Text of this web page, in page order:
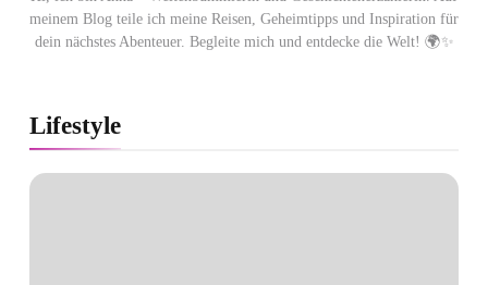
meinem Blog teile ich meine Reisen, Geheimtipps und Inspiration für
dein nächstes Abenteuer. Begleite mich und entdecke die Welt! 🌍✨
Lifestyle